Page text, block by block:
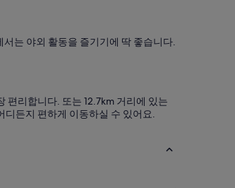
는 야외 활동을 즐기기에 딱 좋습니다.
편리합니다. 또는 12.7km 거리에 있는
디든지 편하게 이동하실 수 있어요.